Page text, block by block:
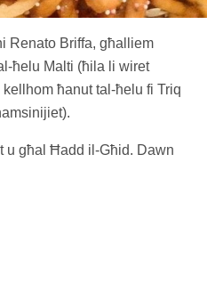
Renato Briffa, għalliem
ħelu Malti (ħila li wiret
ħanut tal-ħelu fi Triq
u għal Ħadd il-Għid. Dawn